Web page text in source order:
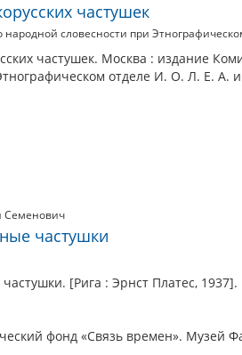
частушек
словесности при
частушек. Москва : издание
отделе И. О. Л. Е. А.
Семенович
частушки
[Рига : Эрнст Платес, 1937].
фонд «Связь времен». Музей